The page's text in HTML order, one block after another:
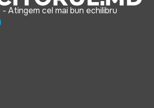
Atingem cel mai bun echilibru